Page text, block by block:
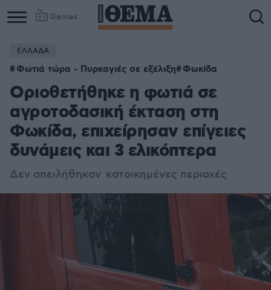
Games
ΕΛΛΑΔΑ
Φωτιά τώρα - Πυρκαγιές σε εξέλιξη Φωκίδα
Οριοθετήθηκε η φωτιά σε
αγροτοδασική έκταση στη
Φωκίδα, επιχείρησαν επίγειες
δυνάμεις και 3 ελικόπτερα
Δεν απειλήθηκαν κατοικημένες περιοχές